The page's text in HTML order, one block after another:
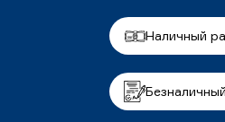
Наличный